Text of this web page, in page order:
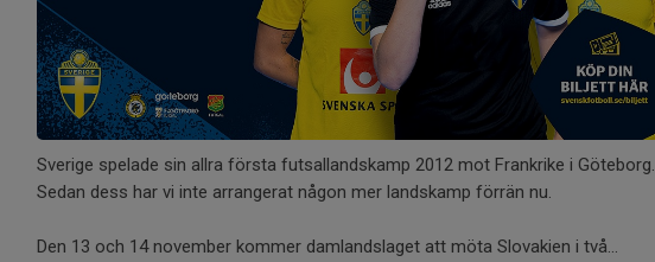
Sverige spelade sin allra första futsallandskamp 2012 mot Frankrike i Göteborg.
Sedan dess har vi inte arrangerat någon mer landskamp förrän nu.
Den 13 och 14 november kommer damlandslaget att möta Slovakien i två...